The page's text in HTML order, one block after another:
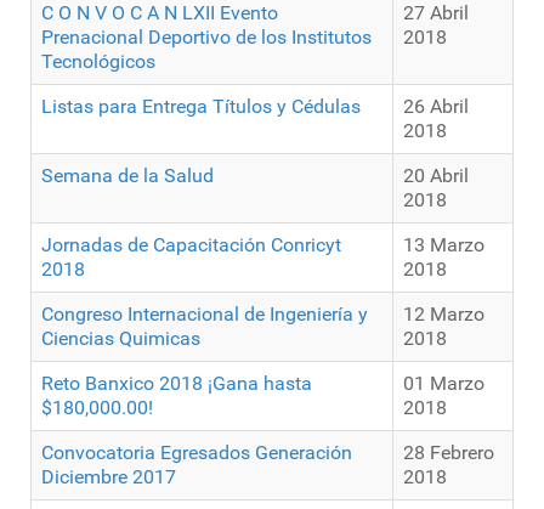
C O N V O C A N LXII Evento
Prenacional Deportivo de los Institutos
Tecnológicos
27 Abril
2018
Listas para Entrega Títulos y Cédulas
26 Abril
2018
Semana de la Salud
20 Abril
2018
Jornadas de Capacitación Conricyt
2018
13 Marzo
2018
Congreso Internacional de Ingeniería y
Ciencias Quimicas
12 Marzo
2018
Reto Banxico 2018 ¡Gana hasta
$180,000.00!
01 Marzo
2018
Convocatoria Egresados Generación
Diciembre 2017
28 Febrero
2018